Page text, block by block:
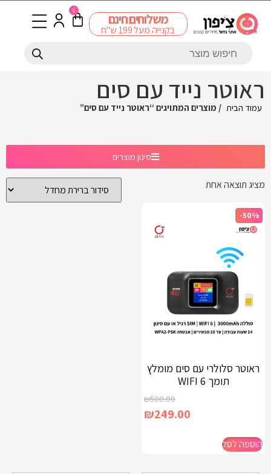
משלוחים חינם
בקנייה מעל 199 ש"ח
0
ראוטר נייד עם סים
עמוד הבית / מוצרים המתויגים “ראוטר נייד עם סים”
סינון מוצרים
מציג תוצאה אחת
-50%
ראוטר סלולרי עם סים מומלץ
תומך WIFI 6
₪500.00
₪249.00
הוספה לסל